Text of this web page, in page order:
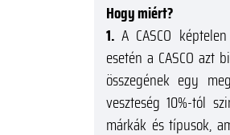
Hogy miért?
1.A CASCO
esetén a CASCO azt
összegének egy
veszteség 10%-tól
márkák és típusok,